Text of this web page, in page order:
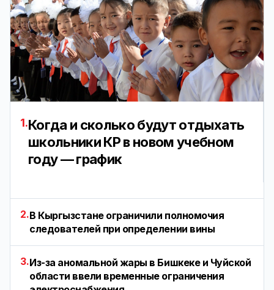
1.Когда и сколько будут отдыхать
школьники КР в новом учебном
году — график
2.В Кыргызстане ограничили полномочия
следователей при определении вины
3.Из-за аномальной жары в Бишкеке и Чуйской
области ввели временные ограничения